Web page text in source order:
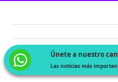
Únete a nuestro
Las noticias más